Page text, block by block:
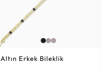
Altın Erkek Bileklik